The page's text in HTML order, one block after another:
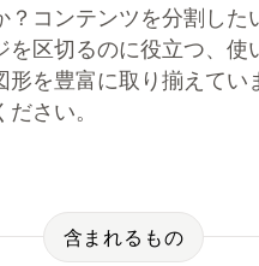
？コンテンツを分割した
を区切るのに役立つ、使
形を豊富に取り揃えてい
さい。
含まれるもの